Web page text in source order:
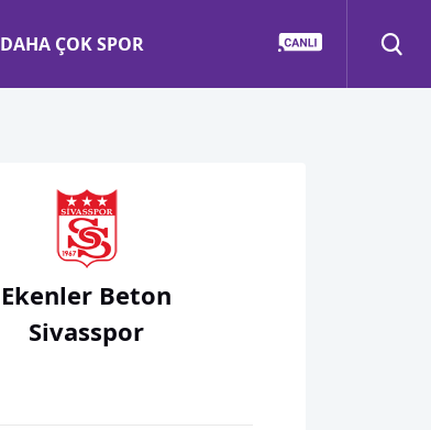
DAHA ÇOK SPOR
Ekenler Beton
Sivasspor